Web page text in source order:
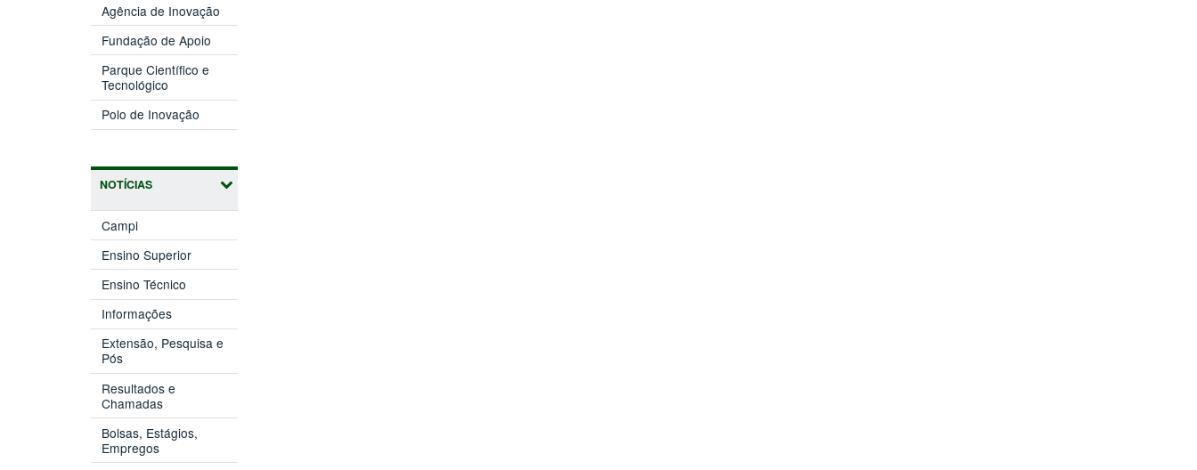
Agência de Inovação
em
janela)
Fundação de Apoio
em
Parque Científico e
Tecnológico
em
nova
janela)
Polo de Inovação
em
NOTÍCIAS
Campi
Ensino Superior
Ensino Técnico
Informações
Extensão, Pesquisa e
Pós
Resultados e
Chamadas
Bolsas, Estágios,
Empregos